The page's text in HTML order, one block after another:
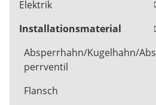
Elektrik
Installationsmaterial
Absperrhahn/Kugelhahn/Abs
perrventil
Flansch